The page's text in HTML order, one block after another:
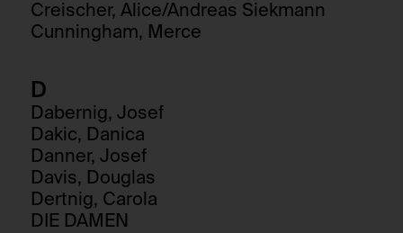
Creischer, Alice/Andreas Siekmann
Cunningham, Merce
D
Dabernig, Josef
Dakic, Danica
Danner, Josef
Davis, Douglas
Dertnig, Carola
DIE DAMEN